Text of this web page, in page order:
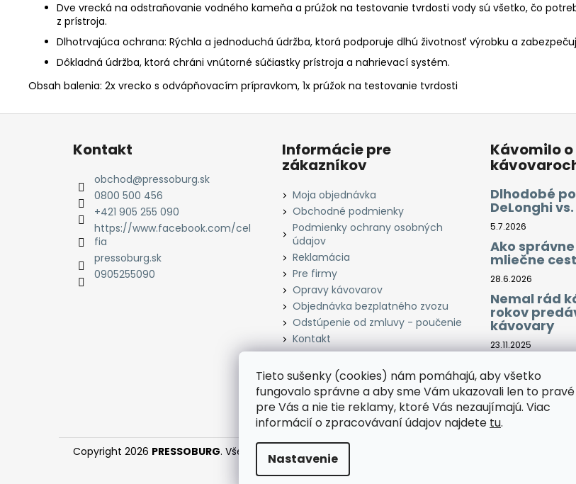
Tieto sušenky (cookies) nám pomáhajú, aby všetko
fungovalo správne a aby sme Vám ukazovali len to pravé
pre Vás a nie tie reklamy, ktoré Vás nezaujímajú. Viac
informácií o zpracovávaní údajov najdete tu.
Nastavenie
Dve vrecká na odstraňovanie vodného kameňa a prúžok na testovanie tvrdosti vody sú všetko, čo
z prístroja.
Dlhotrvajúca ochrana: Rýchla a jednoduchá údržba, ktorá podporuje dlhú životnosť výrobku a
Dôkladná údržba, ktorá chráni vnútorné súčiastky prístroja a nahrievací systém.
Obsah balenia: 2x vrecko s odvápňovacím prípravkom, 1x prúžok na testovanie tvrdosti
Z
Kontakt
obchod@pressoburg.sk
0800 500 456
+421 905 255 090
https://www.facebook.com/cel
fia
pressoburg.sk
0905255090
Informácie pre
zákazníkov
Moja objednávka
Obchodné podmienky
Podmienky ochrany osobných
údajov
Reklamácia
Pre firmy
Opravy kávovarov
Objednávka bezplatného zvozu
Odstúpenie od zmluvy - poučenie
Kontakt
Kávomilo
Dlhodobé
DeLonghi
5.7.2026
Ako
mliečne
28.6.2026
Nemal rád
rokov
kávovary
23.11.2025
Trojcestné
fungujú a
doma
29.5.2025
Copyright 2026 PRESSOBURG. Všetky práva vyhradené.